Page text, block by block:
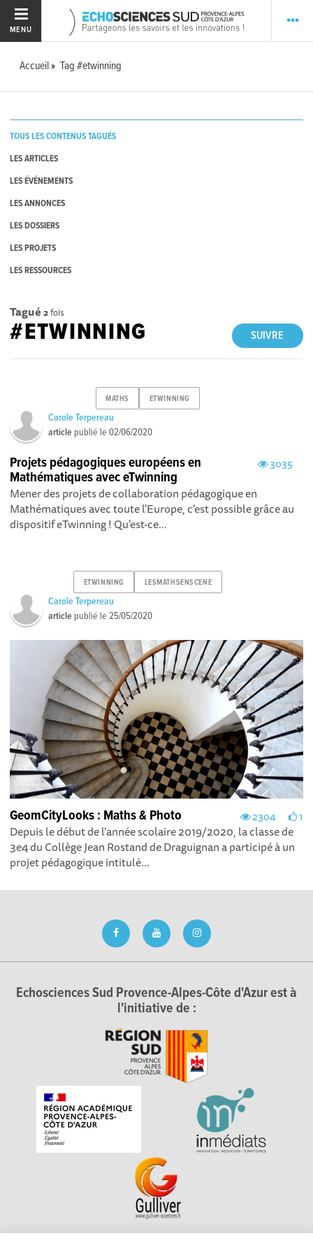
MENU
Accueil Tag #etwinning
TOUS LES CONTENUS TAGUÉS
LES ARTICLES
LES ÉVÉNEMENTS
LES ANNONCES
LES DOSSIERS
LES PROJETS
LES RESSOURCES
Tagué 2fois
SUIVRE
#ETWINNING
MATHS ETWINNING
Carole Terpereau
article publié le02/06/2020
3035
Projets pédagogiques européens en
Mathématiques avec eTwinning
Mener des projets de collaboration pédagogique en
Mathématiques avec toute l'Europe, c'est possible grâce au
dispositif eTwinning ! Qu'est-ce...
ETWINNING LESMATHSENSCENE
Carole Terpereau
article publié le25/05/2020
2304 1
GeomCityLooks : Maths & Photo
Depuis le début de l'année scolaire 2019/2020, la classe de
3e4 du Collège Jean Rostand de Draguignan a participé à un
projet pédagogique intitulé...
Echosciences Sud Provence-Alpes-Côte d'Azur est à
l'initiative de :